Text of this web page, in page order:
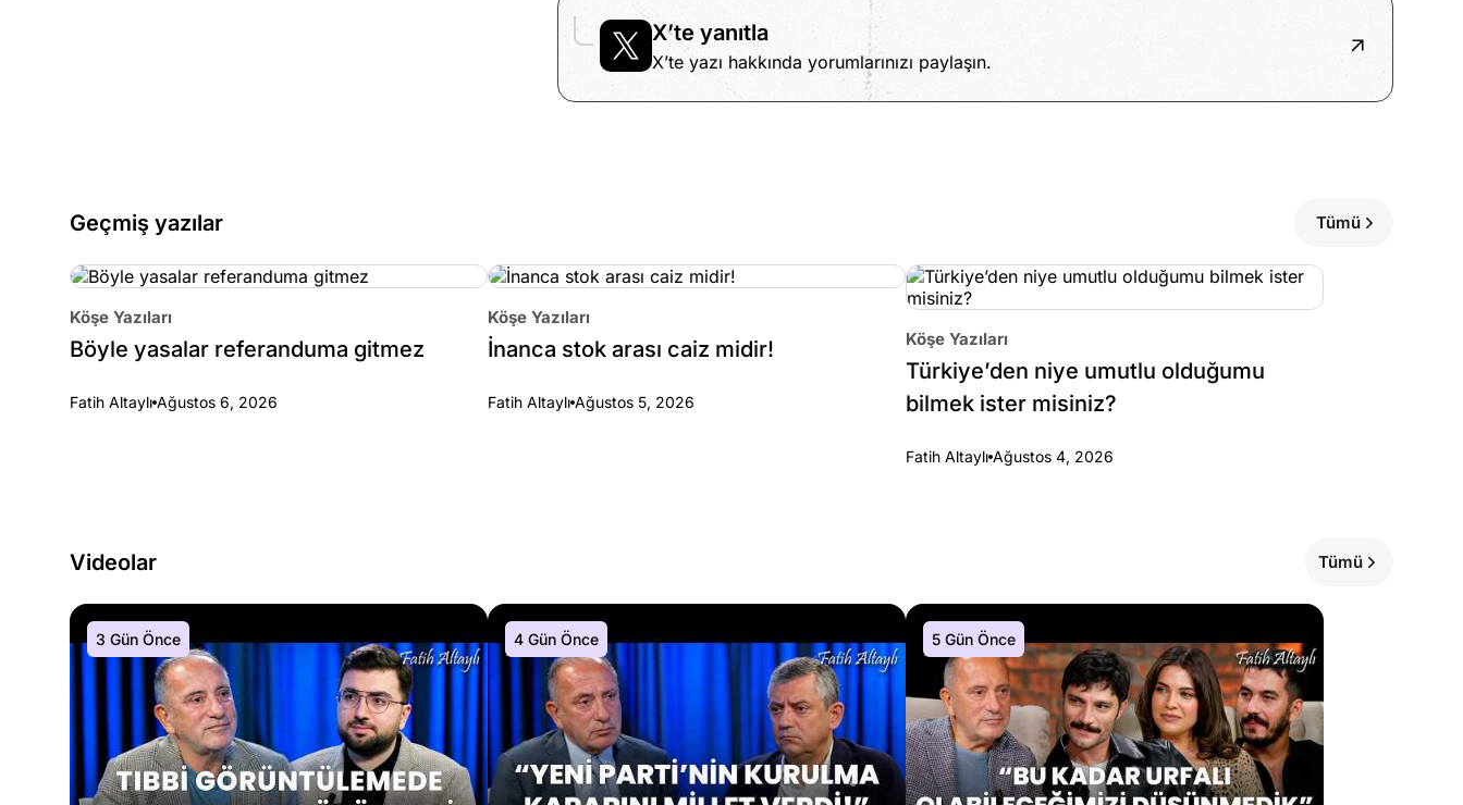
X’te yanıtla
X’te yazı hakkında yorumlarınızı paylaşın.
Geçmiş yazılar Tümü
Köşe Yazıları
Böyle yasalar referanduma gitmez
Fatih Altaylı Ağustos 6, 2026
Köşe Yazıları
İnanca stok arası caiz midir!
Fatih Altaylı Ağustos 5, 2026
Köşe Yazıları
Türkiye’den niye umutlu olduğumu
bilmek ister misiniz?
Fatih Altaylı Ağustos 4, 2026
Videolar Tümü
3 Gün Önce 4 Gün Önce 5 Gün Önce